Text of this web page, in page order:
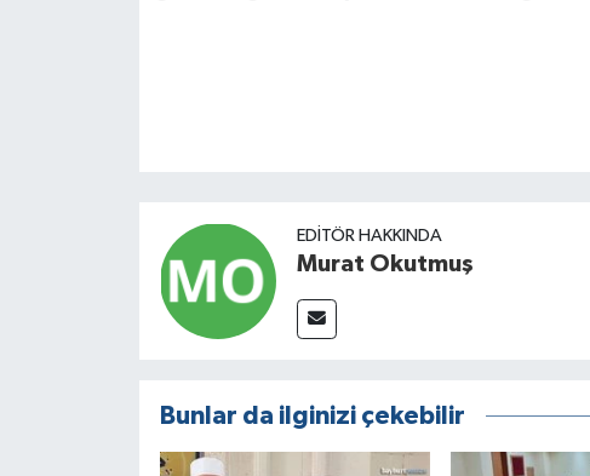
EDITÖR HAKKINDA
Murat Okutmuş
Bunlar da ilginizi çekebilir